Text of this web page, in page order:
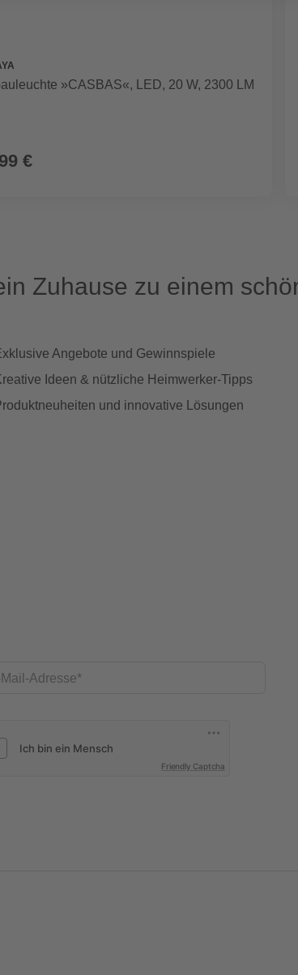
»CASBAS«, LED, 20 W, 2300 LM
€
Zuhause zu einem
Angebote und Gewinnspiele
Ideen & nützliche Heimwerker-Tipps
und innovative Lösungen
Mail-Adresse
Friendly Captcha